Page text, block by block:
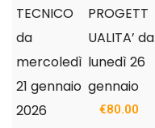
TECNICO
da
mercoledì
21 gennaio
2026
PROGETT
UALITA’ da
lunedì 26
gennaio
€80.00